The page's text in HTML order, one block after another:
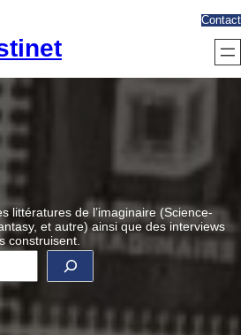
Contact
littératures de l’imaginaire (Science-
et autre) ainsi que des interviews
construisent.